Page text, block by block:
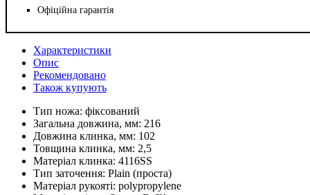
Офіційна гарантія
Характеристики
Опис
Рекомендовано
Також купують
Тип ножа: фіксований
Загальна довжина, мм: 216
Довжина клинка, мм: 102
Товщина клинка, мм: 2,5
Матеріал клинка: 4116SS
Тип заточення: Plain (проста)
Матеріал рукояті: polypropylene